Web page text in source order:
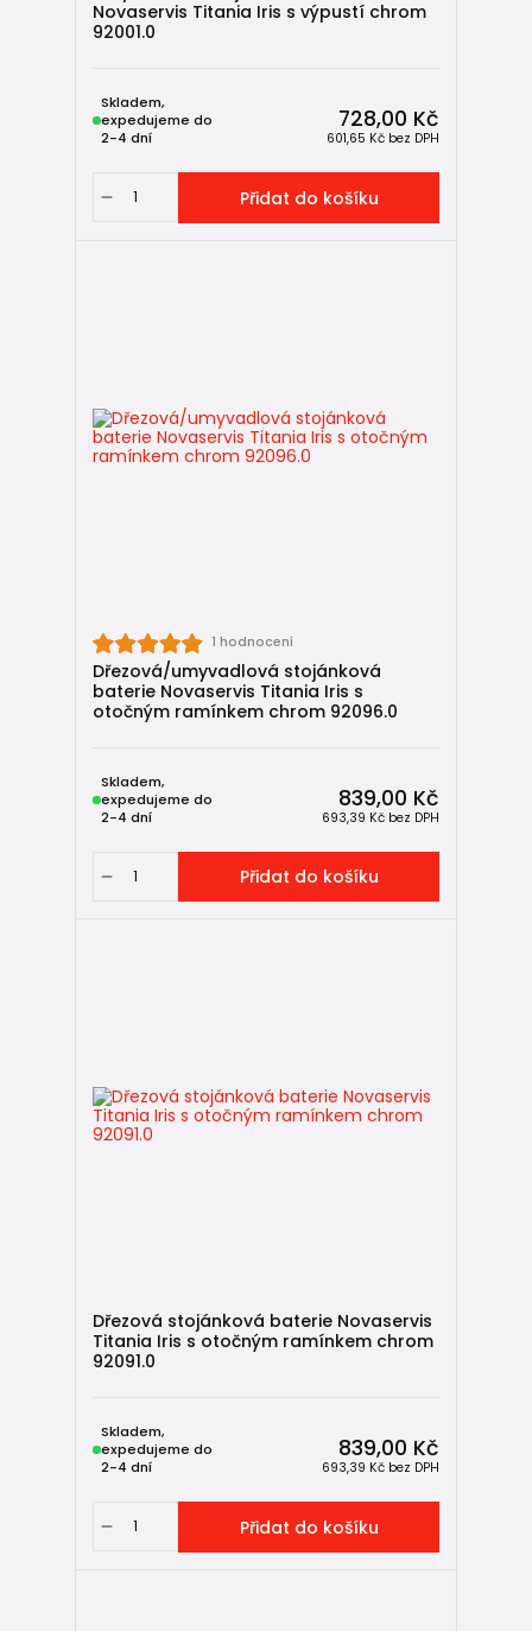
Novaservis Titania Iris s výpustí chrom
92001.0
728,00 Kč
601,65 Kč bez DPH
Skladem,
expedujeme do
2-4 dní
Přidat do košíku
1 hodnocení
Dřezová/umyvadlová stojánková
baterie Novaservis Titania Iris s
otočným ramínkem chrom 92096.0
839,00 Kč
693,39 Kč bez DPH
Skladem,
expedujeme do
2-4 dní
Přidat do košíku
Dřezová stojánková baterie Novaservis
Titania Iris s otočným ramínkem chrom
92091.0
839,00 Kč
693,39 Kč bez DPH
Skladem,
expedujeme do
2-4 dní
Přidat do košíku